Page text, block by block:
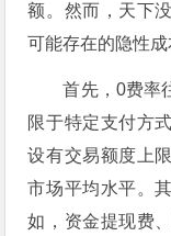
额。然而，天下
可能存在的隐性成
首先，0费率
限于特定支付方
设有交易额度上
市场平均水平。
如，资金提现费